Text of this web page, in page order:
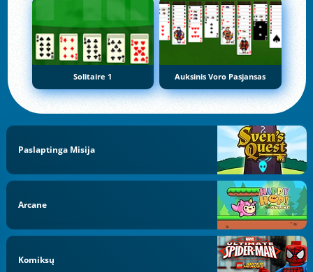
Solitaire 1 Auksinis Voro Pasjansas
Paslaptinga Misija
Arcane
Komiksų